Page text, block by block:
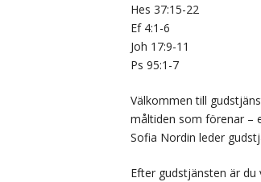
Hes 37:15-22
Ef 4:1-6
Joh 17:9-11
Ps 95:1-7
Välkommen till
måltiden som förenar –
Sofia Nordin leder
Efter gudstjänsten är